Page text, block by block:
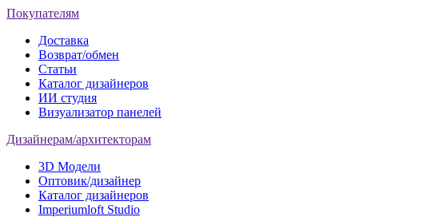
Покупателям
Доставка
Возврат/обмен
Статьи
Каталог дизайнеров
ИИ студия
Визуализатор панелей
Дизайнерам/архитекторам
3D Модели
Оптовик/дизайнер
Каталог дизайнеров
Imperiumloft Studio